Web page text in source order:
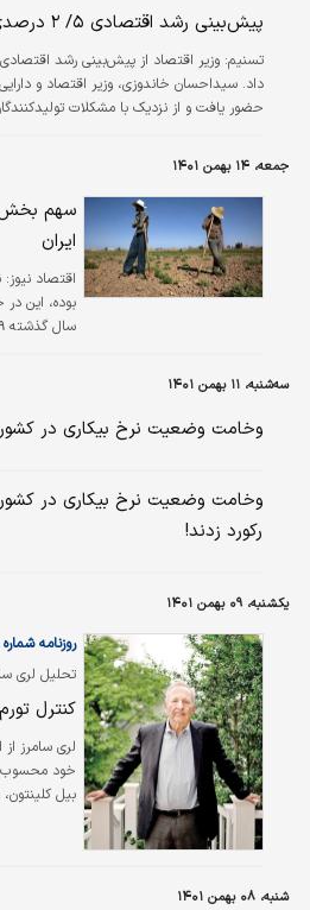
پیش‌بینی رشد اقتصادی ۵/ ۲ درصدی
تسنیم:
داد. سیداحسان خاندوزی، وزیر اقتصاد و
حضور یافت و از نزدیک با مشکلات
مرکبات سهم عمده‌ای در تولید دارد. من همه
جمعه، ۱۴ بهمن ۱۴۰۱
سهم
ایران
اقتصاد نیوز:
بوده، این
سال گذشته ۸.۹ درصد بوده است.
سه‌شنبه، ۱۱ بهمن ۱۴۰۱
وخامت وضعیت نرخ بیکاری در کشور
وخامت وضعیت نرخ بیکاری در
رکورد زدند!
یکشنبه، ۰۹ بهمن ۱۴۰۱
تحلیل لری
چالش‌های
روزنامه شماره ۵۶۶۰
کنترل
لری سامرز
خود محسوب
بیل
شنبه، ۰۸ بهمن ۱۴۰۱